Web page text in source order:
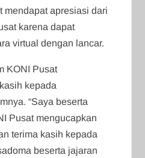
mendapat apresiasi dari
karena dapat
virtual dengan lancar.
KONI Pusat
kepada
“Saya beserta
Pusat mengucapkan
terima kasih kepada
beserta jajaran